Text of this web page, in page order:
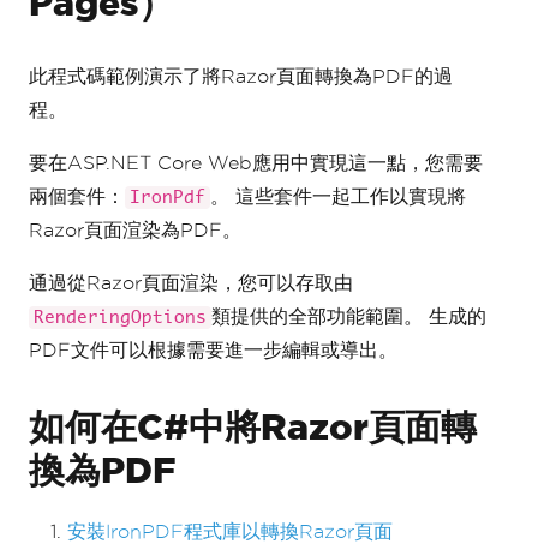
Disposition"
return File BinaryData
"application/pdf", "razorPageToPdf.pdf"
此程式碼範例演示了將Razor頁面轉換為PDF的過
程。
要在ASP.NET Core Web應用中實現這一點，您需要
兩個套件：
IronPdf 。 這些套件一起工作以實現將
Razor頁面渲染為PDF。
通過從Razor頁面渲染，您可以存取由
RenderingOptions 類提供的全部功能範圍。 生成的
PDF文件可以根據需要進一步編輯或導出。
如何在C#中將Razor頁面轉
換為PDF
安裝IronPDF程式庫以轉換Razor頁面